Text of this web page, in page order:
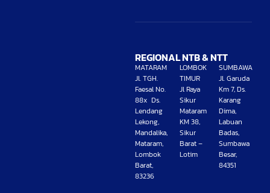
REGIONAL NTB & NTT
MATARAM
Jl. TGH.
Faesal No.
88x Ds.
Lendang
Lekong,
Mandalika,
Mataram,
Lombok
Barat,
83236
LOMBOK
TIMUR
Jl Raya
Sikur
Mataram
KM 38,
Sikur
Barat –
Lotim
SUMBAWA
Jl. Garuda
Km 7, Ds.
Karang
Dima,
Labuan
Badas,
Sumbawa
Besar,
84351